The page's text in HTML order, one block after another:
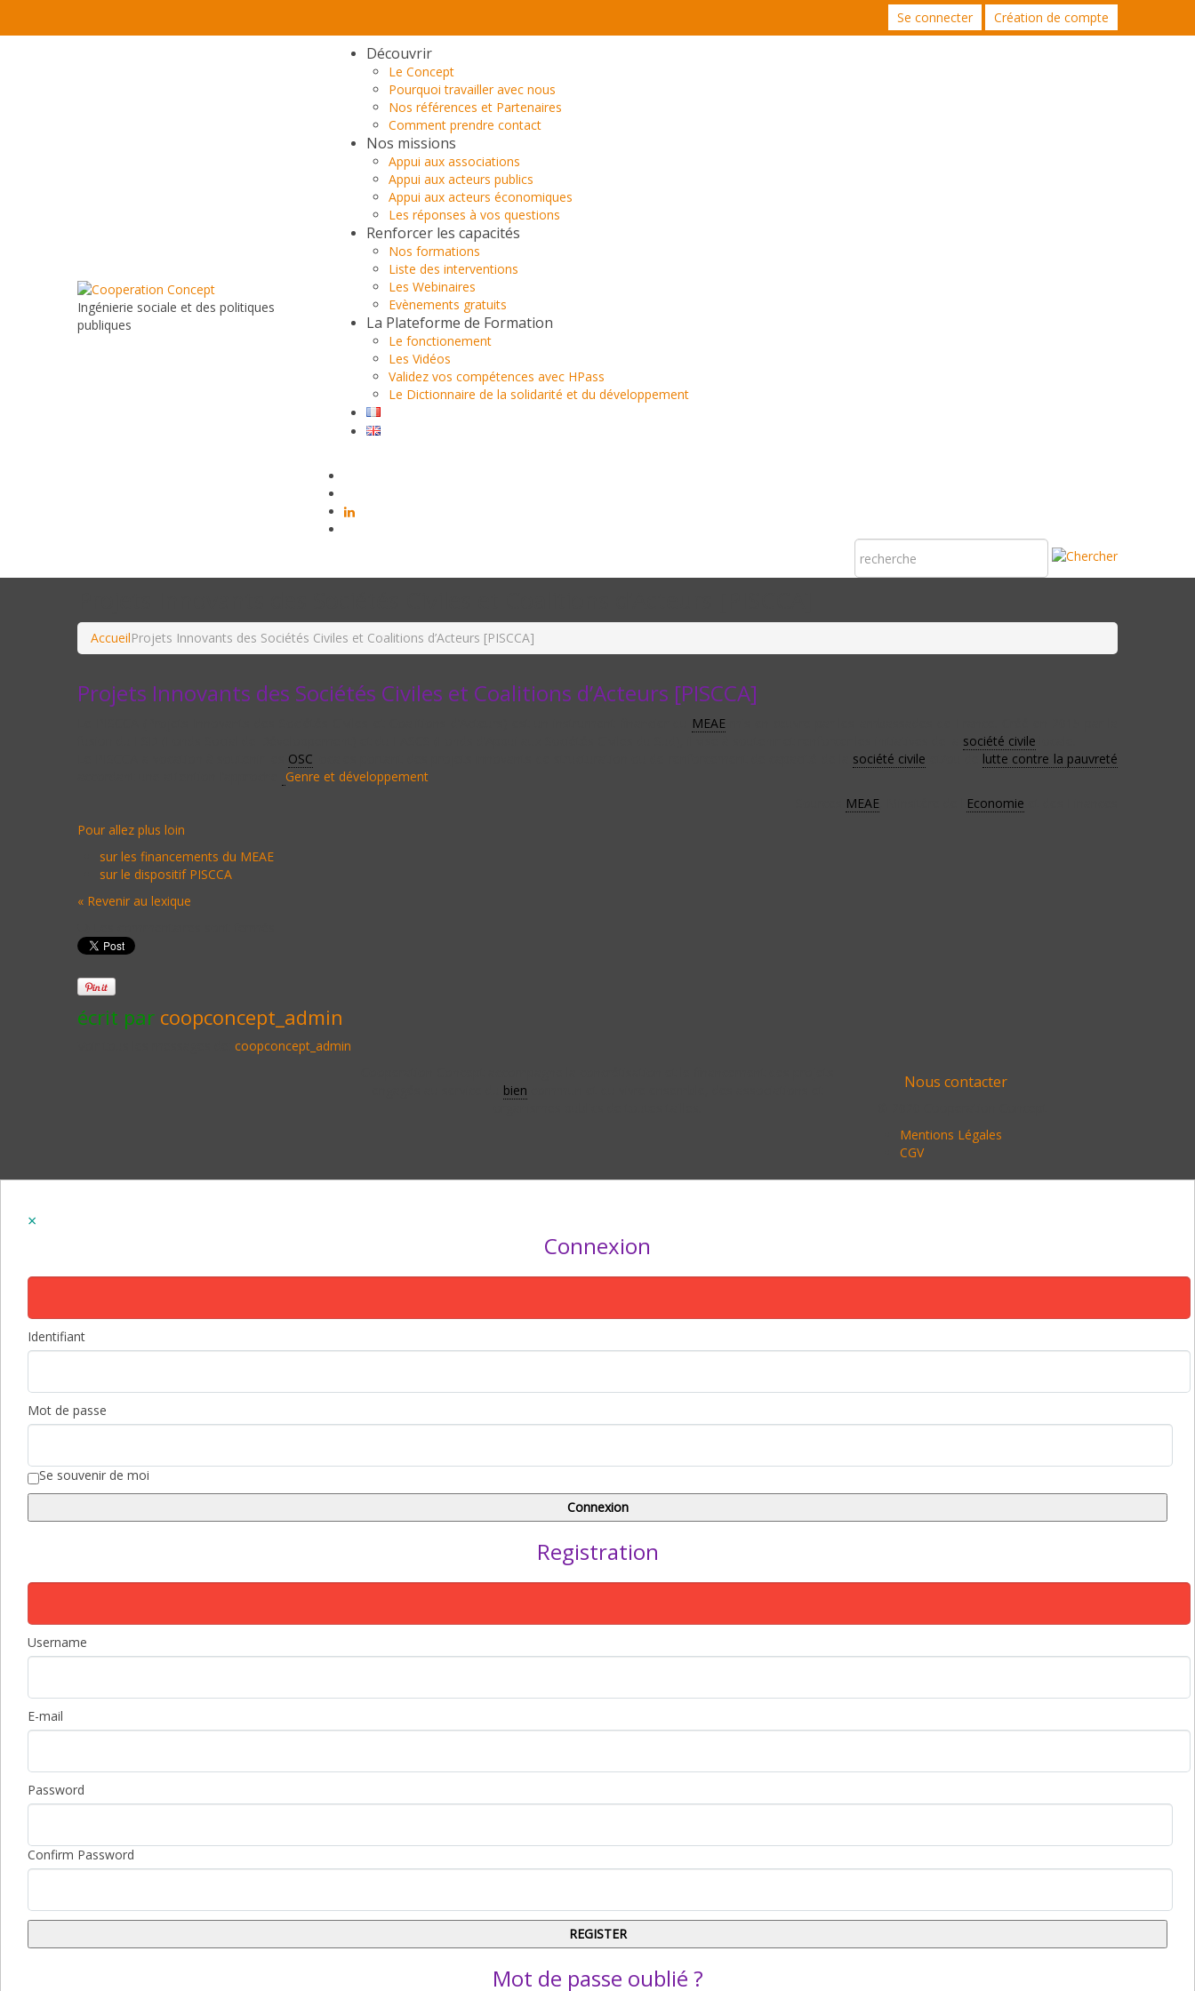
Se connecter Création de compte
Ingénierie sociale et des politiques
publiques
Découvrir
Le Concept
Pourquoi travailler avec nous
Nos références et Partenaires
Comment prendre contact
Nos missions
Appui aux associations
Appui aux acteurs publics
Appui aux acteurs économiques
Les réponses à vos questions
Renforcer les capacités
Nos formations
Liste des interventions
Les Webinaires
Evènements gratuits
La Plateforme de Formation
Le fonctionement
Les Vidéos
Validez vos compétences avec HPass
Le Dictionnaire de la solidarité et du développement
AccueilProjets Innovants des Sociétés Civiles et Coalitions d’Acteurs [PISCCA]
Projets Innovants des Sociétés Civiles et Coalitions d’Acteurs [PISCCA]
MEAE
société civile
OSC société civile
lutte contre la pauvreté
Genre et développement
MEAE Economie
Pour allez plus loin
sur les financements du MEAE
sur le dispositif PISCCA
« Revenir au lexique
écrit par coopconcept_admin
coopconcept_admin
bien Nous contacter
Mentions Légales
CGV
Connexion
Identifiant
Mot de passe
Se souvenir de moi
Registration
Username
E-mail
Password
Confirm Password
Mot de passe oublié ?